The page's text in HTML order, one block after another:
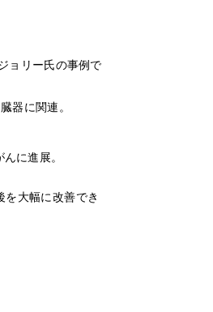
ョリー氏の事例で
器に関連。
に進展。
大幅に改善でき